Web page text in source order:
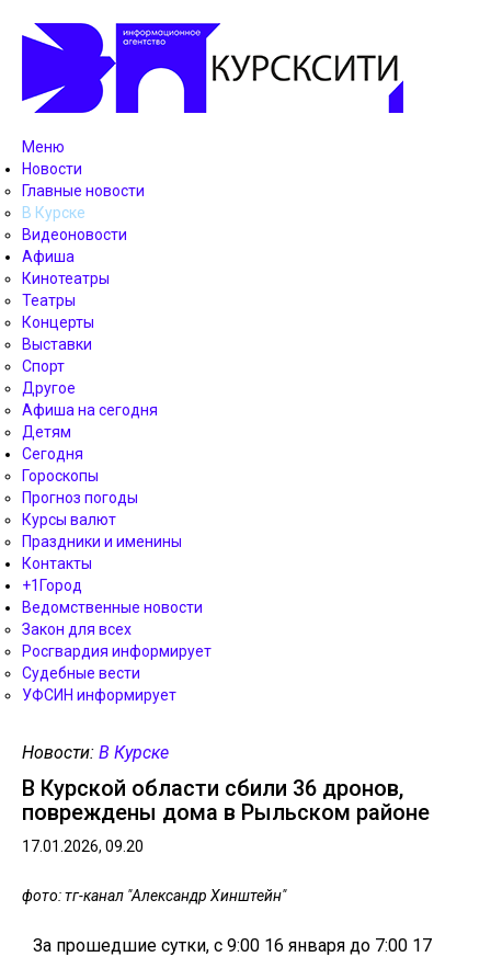
Меню
Новости
Главные новости
В Курске
Видеоновости
Афиша
Кинотеатры
Театры
Концерты
Выставки
Спорт
Другое
Афиша на сегодня
Детям
Сегодня
Гороскопы
Прогноз погоды
Курсы валют
Праздники и именины
Контакты
+1Город
Ведомственные новости
Закон для всех
Росгвардия информирует
Судебные вести
УФСИН информирует
Новости: В Курске
В Курской области сбили 36 дронов,
повреждены дома в Рыльском районе
17.01.2026, 09.20
фото: тг-канал "Александр Хинштейн"
За прошедшие сутки, с 9:00 16 января до 7:00 17